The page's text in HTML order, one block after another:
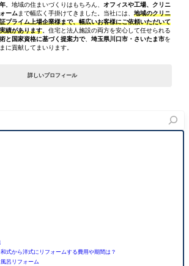
。地域の住まいづくりはもちろん、 オフィスや工場、クリニ
ーム まで幅広く手掛けてきました。当社には、 地域のクリニ
プライム上場企業様まで、幅広いお客様にご依頼いただいて
績があります 。住宅と法人施設の両方を安心して任せられる
と国家資格に基づく提案力で、 埼玉県川口市・さいたま市を
に貢献してまいります。
詳しいプロフィール
和式から洋式にリフォームする費用や期間は？
呂リフォーム